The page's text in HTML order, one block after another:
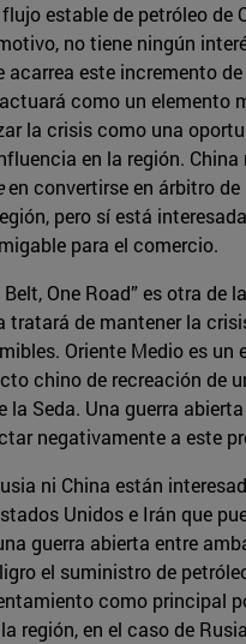
estable de petróleo de
no tiene ningún
acarrea este incremento
como un elemento
la crisis como una
en la región. China
en convertirse en árbitro de
pero sí está
para el comercio.
One Road” es otra de
tratará de mantener la
Oriente Medio es un
chino de recreación de
la Seda. Una guerra
negativamente a este
ni China están
Unidos e Irán que
guerra abierta entre
el suministro de
como principal
región, en el caso de